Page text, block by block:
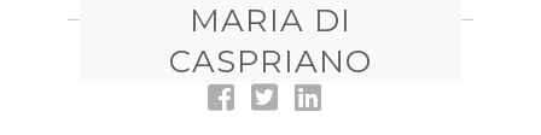
MARIA DI
CASPRIANO